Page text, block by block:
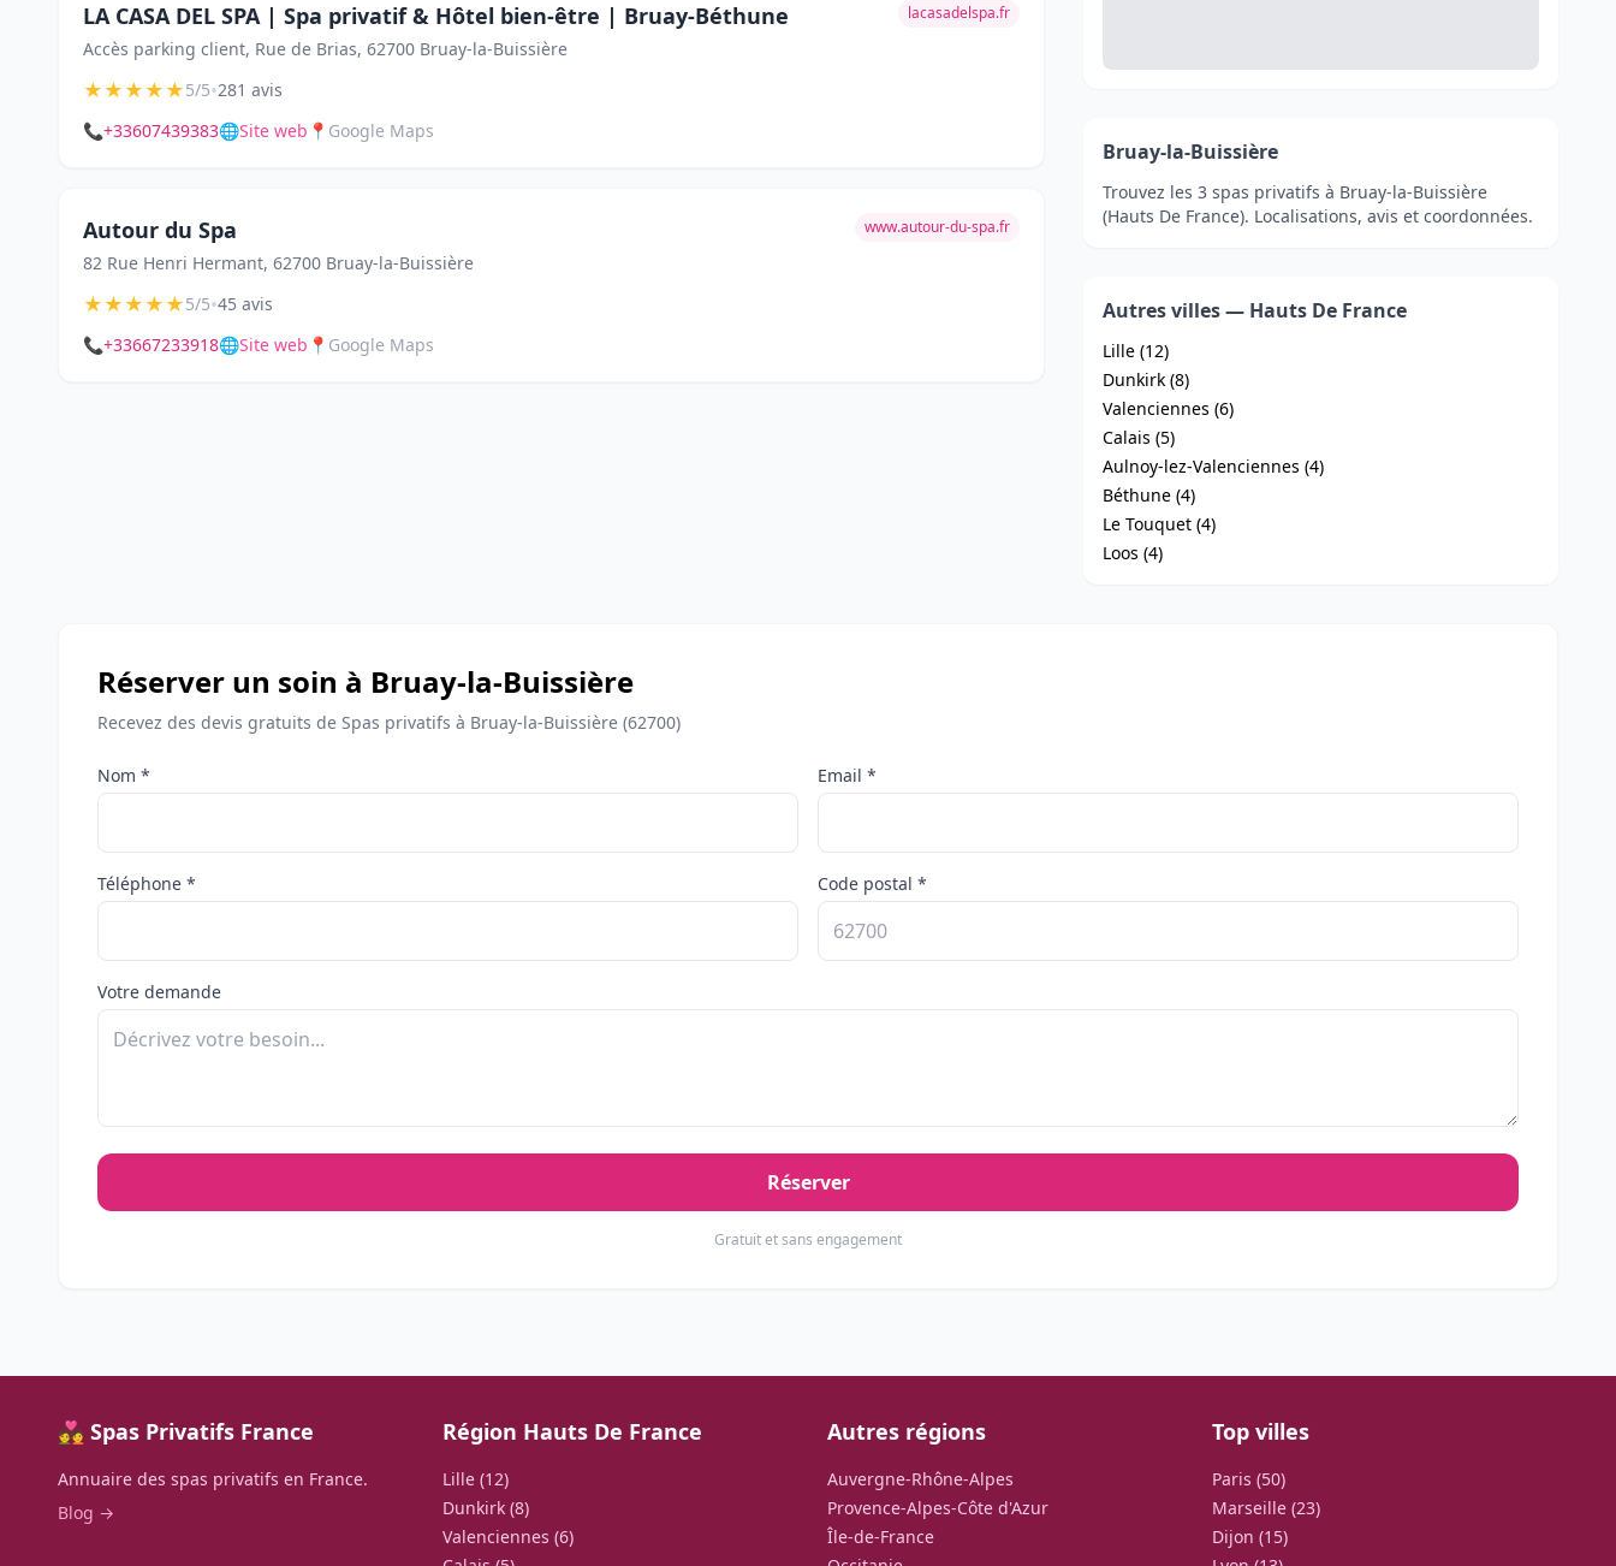
LA CASA DEL SPA | Spa privatif & Hôtel bien-être | Bruay-Béthune
Accès parking client, Rue de Brias, 62700 Bruay-la-Buissière
lacasadelspa.fr
★★★★★5/5•281 avis
📞+33607439383🌐Site web 📍 Google Maps
Autour du Spa
82 Rue Henri Hermant, 62700 Bruay-la-Buissière
www.autour-du-spa.fr
★★★★★5/5•45 avis
📞+33667233918🌐Site web 📍 Google Maps
Bruay-la-Buissière
Trouvez les 3 spas privatifs à Bruay-la-Buissière
(Hauts De France). Localisations, avis et coordonnées.
Autres villes — Hauts De France
Lille (12)
Dunkirk (8)
Valenciennes (6)
Calais (5)
Aulnoy-lez-Valenciennes (4)
Béthune (4)
Le Touquet (4)
Loos (4)
Réserver un soin à Bruay-la-Buissière
Recevez des devis gratuits de Spas privatifs à Bruay-la-Buissière (62700)
Nom * Email *
Téléphone * Code postal *
Votre demande
Réserver
Gratuit et sans engagement
💑 Spas Privatifs France
Annuaire des spas privatifs en France.
Blog →
Région Hauts De France
Lille (12)
Dunkirk (8)
Valenciennes (6)
Autres régions
Auvergne-Rhône-Alpes
Provence-Alpes-Côte d'Azur
Île-de-France
Top villes
Paris (50)
Marseille (23)
Dijon (15)